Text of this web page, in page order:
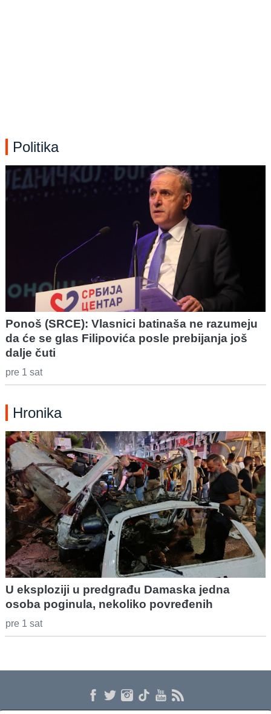
Politika
Ponoš (SRCE): Vlasnici batinaša ne razumeju
da će se glas Filipovića posle prebijanja još
dalje čuti
pre 1 sat
Hronika
U eksploziji u predgrađu Damaska jedna
osoba poginula, nekoliko povređenih
pre 1 sat